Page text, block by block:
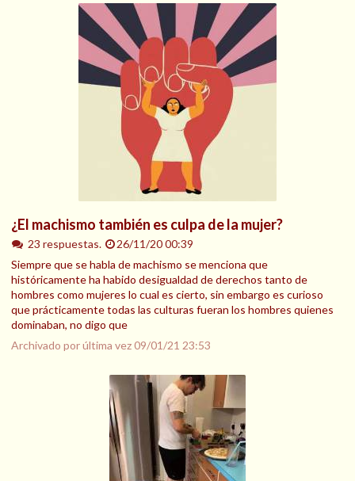
¿El machismo también es culpa de la mujer?
23 respuestas.
26/11/20 00:39
Siempre que se habla de machismo se menciona que
históricamente ha habido desigualdad de derechos tanto de
hombres como mujeres lo cual es cierto, sin embargo es curioso
que prácticamente todas las culturas fueran los hombres quienes
dominaban, no digo que
Archivado por última vez09/01/21 23:53